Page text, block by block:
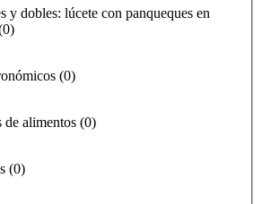
y dobles: lúcete con panqueques en
0)
(0)
de alimentos (0)
(0)